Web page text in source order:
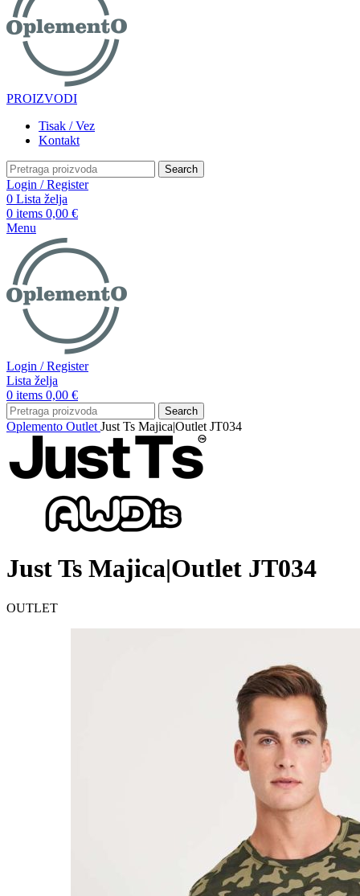
PROIZVODI
Tisak / Vez
Kontakt
Search
Login / Register
0 Lista želja
0 items 0,00 €
Menu
Login / Register
Lista želja
0 items 0,00 €
Search
Oplemento Outlet Just Ts Majica|Outlet JT034
Just Ts Majica|Outlet JT034
OUTLET